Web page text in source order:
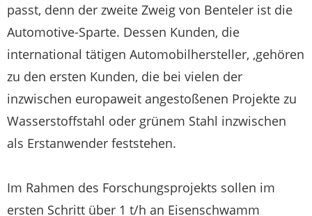
passt, denn der zweite Zweig von Benteler ist die
Automotive-Sparte. Dessen Kunden, die
international tätigen Automobilhersteller, ,gehören
zu den ersten Kunden, die bei vielen der
inzwischen europaweit angestoßenen Projekte zu
Wasserstoffstahl oder grünem Stahl inzwischen
als Erstanwender feststehen.
Im Rahmen des Forschungsprojekts sollen im
ersten Schritt über 1 t/h an Eisenschwamm